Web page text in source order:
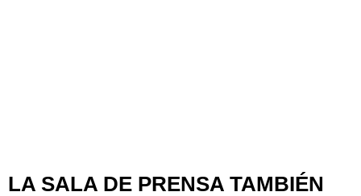
LA SALA DE PRENSA TAMBIÉN